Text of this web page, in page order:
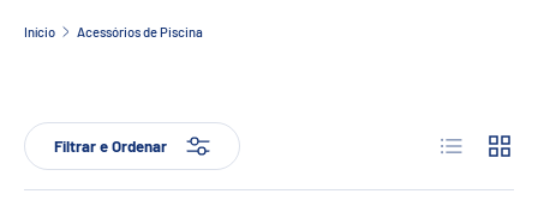
Início Acessórios de Piscina
Filtrar e Ordenar Lista Grelha